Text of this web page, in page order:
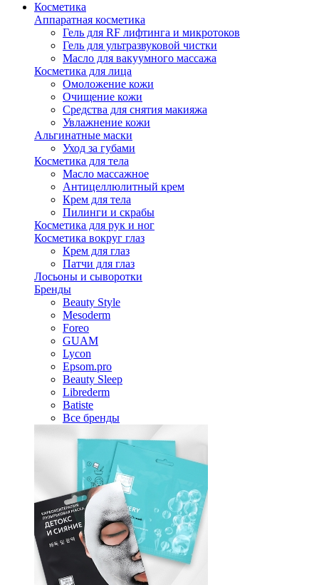
Косметика
Аппаратная косметика
Гель для RF лифтинга и микротоков
Гель для ультразвуковой чистки
Масло для вакуумного массажа
Косметика для лица
Омоложение кожи
Очищение кожи
Средства для снятия макияжа
Увлажнение кожи
Альгинатные маски
Уход за губами
Косметика для тела
Масло массажное
Антицеллюлитный крем
Крем для тела
Пилинги и скрабы
Косметика для рук и ног
Косметика вокруг глаз
Крем для глаз
Патчи для глаз
Лосьоны и сыворотки
Бренды
Beauty Style
Mesoderm
Foreo
GUAM
Lycon
Epsom.pro
Beauty Sleep
Librederm
Batiste
Все бренды